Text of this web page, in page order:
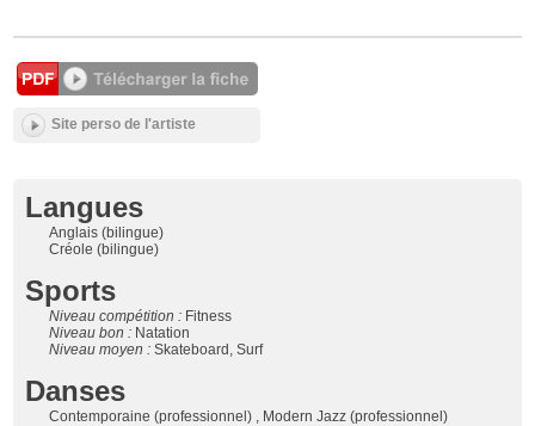
Langues
Anglais (bilingue)
Créole (bilingue)
Sports
Niveau compétition : Fitness
Niveau bon : Natation
Niveau moyen :Skateboard, Surf
Danses
Contemporaine (professionnel) , Modern Jazz (professionnel)
Site perso de l'artiste